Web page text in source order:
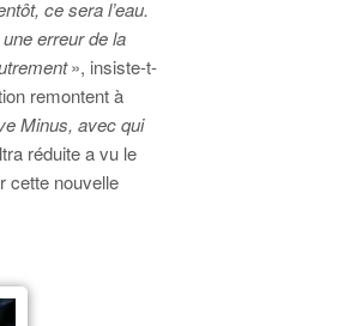
ce sera l’eau.
erreur de la
», insiste-t-
remontent à
Minus, avec qui
réduite a vu le
cette nouvelle